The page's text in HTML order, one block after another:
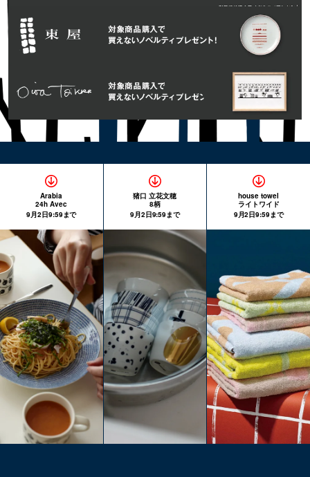
Arabia
24h Avec
9月2日9:59まで
猪口 立花文穂
8柄
9月2日9:59まで
house towel
ライトワイド
9月2日9:59まで